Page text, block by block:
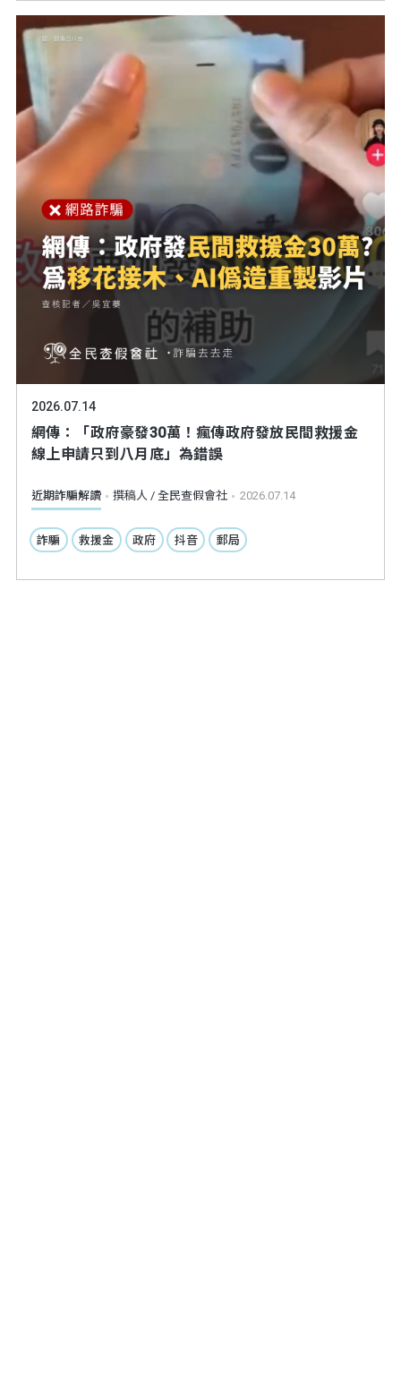
2026.07.14
網傳：「政府豪發30萬！瘋傳政府發放民間救援金
線上申請只到八月底」為錯誤
近期詐騙解讀 撰稿人 / 全民查假會社 2026.07.14
詐騙 救援金 政府 抖音 郵局